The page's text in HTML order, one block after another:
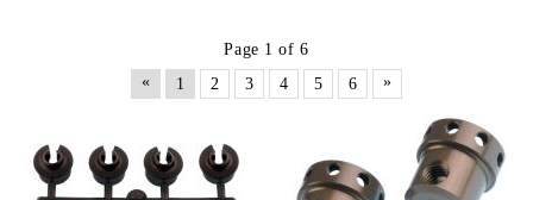
Page 1 of 6
«
1 2 3 4 5 6 »